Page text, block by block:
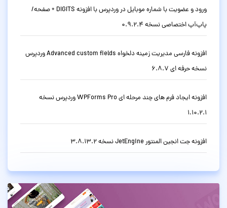
ورود و عضویت با شماره موبایل در وردپرس با افزونه DIGITS + صفحه/
پاپ‌آپ اختصاصی نسخه 0.9.2.4
افزونه فارسی مدیریت زمینه دلخواه Advanced custom fields وردپرس
نسخه حرفه ای 6.8.7
افزونه ایجاد فرم های چند مرحله ای WPForms Pro وردپرس نسخه
1.10.2.1
افزونه جت انجین المنتور JetEngine نسخه 3.8.13.2